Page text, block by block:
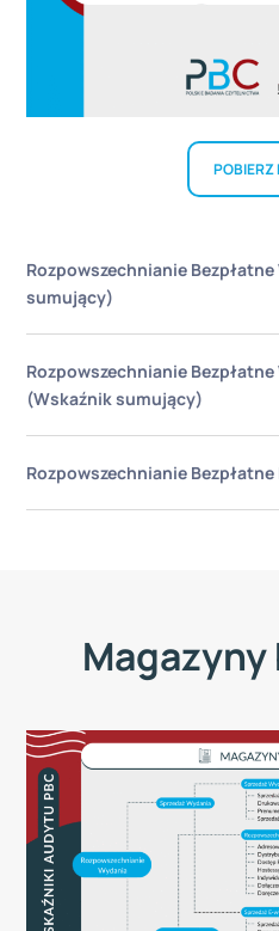
POBIERZ
Rozpowszechnianie
sumujący)
Rozpowszechnianie
(Wskaźnik sumujący)
Rozpowszechnianie